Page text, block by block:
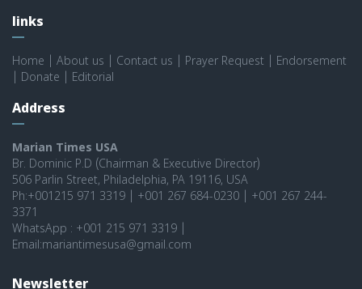
links
Home About us Contact us Prayer Request
Endorsement
Donate Editorial
Address
Marian Times USA
Br. Dominic P.D (Chairman & Executive Director)
506 Parlin Street, Philadelphia, PA 19116, USA
Ph:+001215 971 3319 | +001 267 684-0230 | +001 267 244-
3371
WhatsApp : +001 215 971 3319 |
Email:mariantimesusa@gmail.com
Newsletter